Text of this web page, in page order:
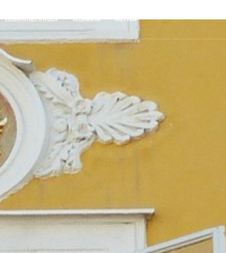
VERANSTALTUNGEN WEBCAMS WETTER